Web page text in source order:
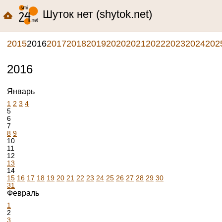
Шуток нет (shytok.net)
2015201620172018201920202021202220232024
2016
Январь
1 2 3 4
5
6
7
8 9
10
11
12
13
14
15 16 17 18 19 20 21 22 23 24 25 26 27 28 29 30
31
Февраль
1
2
3